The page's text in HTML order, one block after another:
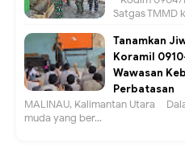
Satgas TMMD
Tanamkan
Koramil
Wawasan
Perbatasan
MALINAU, Kalimantan Utara –
muda yang ber...